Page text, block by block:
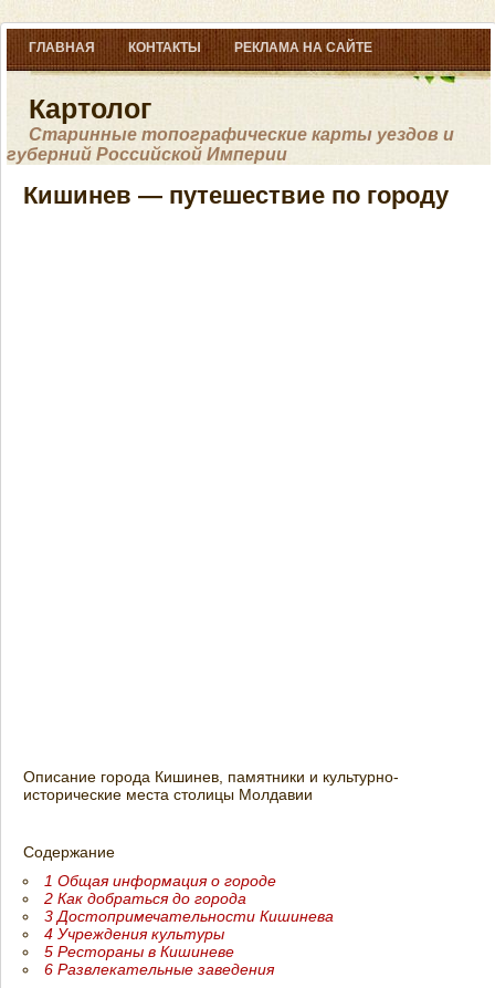
ГЛАВНАЯ КОНТАКТЫ РЕКЛАМА НА САЙТЕ
Картолог
Старинные топографические карты уездов и
губерний Российской Империи
Кишинев — путешествие по городу
Описание города Кишинев, памятники и культурно-
исторические места столицы Молдавии
Содержание
1 Общая информация о городе
2 Как добраться до города
3 Достопримечательности Кишинева
4 Учреждения культуры
5 Рестораны в Кишиневе
6 Развлекательные заведения